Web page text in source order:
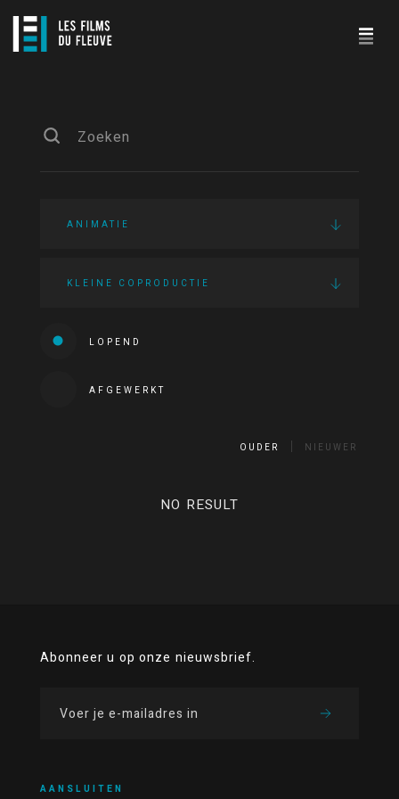
ANIMATIE
KLEINE COPRODUCTIE
LOPEND
AFGEWERKT
OUDER NIEUWER
NO RESULT
Abonneer u op onze nieuwsbrief.
AANSLUITEN